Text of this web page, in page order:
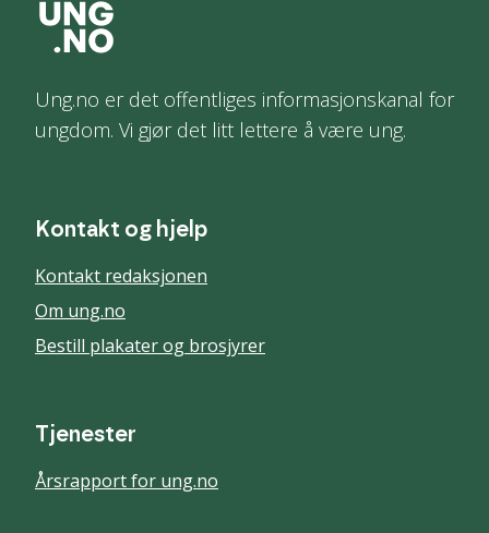
Ung.no er det offentliges informasjonskanal for
ungdom. Vi gjør det litt lettere å være ung.
Kontakt og hjelp
Kontakt redaksjonen
Om ung.no
Bestill plakater og brosjyrer
Tjenester
Årsrapport for ung.no